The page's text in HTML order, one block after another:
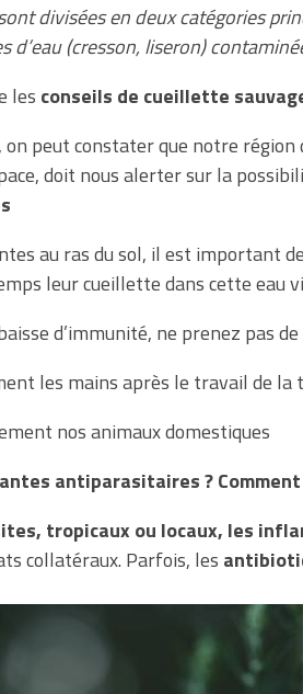
divisées en deux catégories
d’eau (cresson, liseron)
les conseils de cueillette
peut constater que notre région
doit nous alerter sur la
au ras du sol, il est important
leur cueillette dans cette eau
d’immunité, ne prenez pas
les mains après le travail de la
nos animaux domestiques
antiparasitaires ?
tropicaux ou locaux, les
collatéraux. Parfois, les